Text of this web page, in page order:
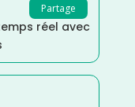
Partage
réel avec